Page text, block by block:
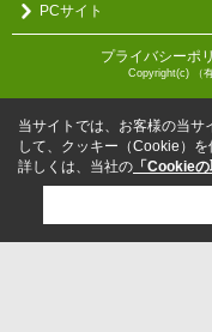
PCサイト
プライバシーポ
Copyright(c) （
当サイトでは、お客様の当サ
して、クッキー（Cookie）を
詳しくは、当社の 「Cookie